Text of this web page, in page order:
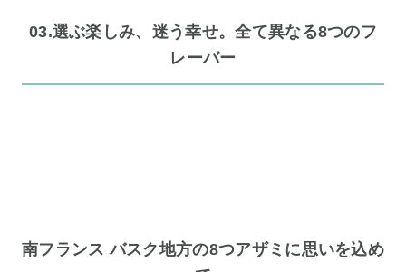
03.選ぶ楽しみ、迷う幸せ。全て異なる8つのフ
レーバー
南フランス バスク地方の8つアザミに思いを込め